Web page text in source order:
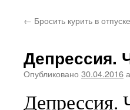
← Бросить курить в отпуске
Депрессия.
Опубликовано 30.04.2016
Депрессия.